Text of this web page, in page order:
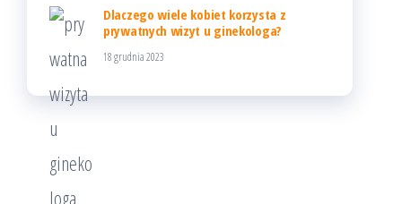
Dlaczego wiele kobiet korzysta z
prywatnych wizyt u ginekologa?
18 grudnia 2023